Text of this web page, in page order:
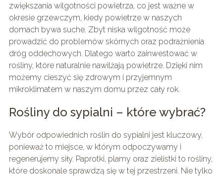
zwiększania wilgotności powietrza, co jest ważne w
okresie grzewczym, kiedy powietrze w naszych
domach bywa suche. Zbyt niska wilgotność może
prowadzić do problemów skórnych oraz podrażnienia
dróg oddechowych. Dlatego warto zainwestować w
rośliny, które naturalnie nawilżają powietrze. Dzięki nim
możemy cieszyć się zdrowym i przyjemnym
mikroklimatem w naszym domu przez cały rok.
Rośliny do sypialni – które wybrać?
Wybór odpowiednich roślin do sypialni jest kluczowy,
ponieważ to miejsce, w którym odpoczywamy i
regenerujemy siły. Paprotki, plamy oraz zielistki to rośliny,
które doskonale sprawdzą się w tej przestrzeni. Nie tylko